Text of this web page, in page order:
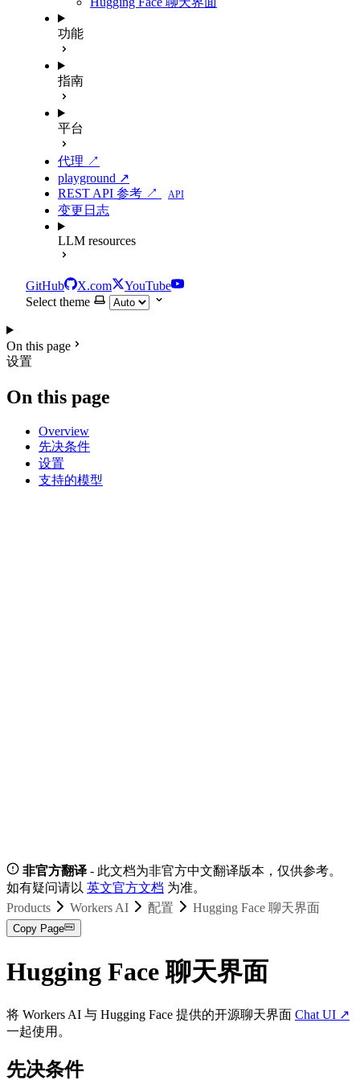
功能
指南
平台
代理 ↗
playground ↗
REST API 参考 ↗
API
变更日志
LLM resources
GitHub X.com
YouTube
Select theme
On this page
设置
On this page
Overview
先决条件
设置
支持的模型
非官方翻译 - 此文档为非官方中文翻译版本，仅供参考。
如有疑问请以 英文官方文档 为准。
Products
Workers AI 配置 Hugging Face 聊天界面
Copy Page
Hugging Face 聊天界面
将 Workers AI 与 Hugging Face 提供的开源聊天界面 Chat UI ↗
一起使用。
先决条件